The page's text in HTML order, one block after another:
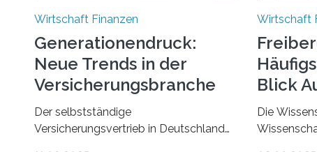
Wirtschaft Finanzen
Generationendruck:
Neue Trends in der
Versicherungsbranche
Der selbstständige
Versicherungsvertrieb in Deutschland
Wirtschaft
Blick
Die